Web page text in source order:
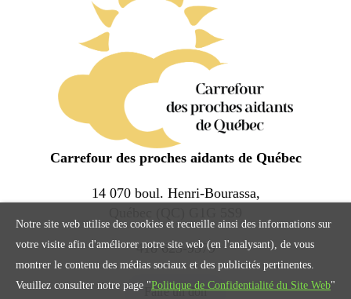
Carrefour des proches aidants de Québec
14 070 boul. Henri-Bourassa,
418 623-9579
Faire un don
Notre site web utilise des cookies et recueille ainsi des informations sur
votre visite afin d'améliorer notre site web (en l'analysant), de vous
montrer le contenu des médias sociaux et des publicités pertinentes.
Veuillez consulter notre page "Politique de Confidentialité du Site Web"